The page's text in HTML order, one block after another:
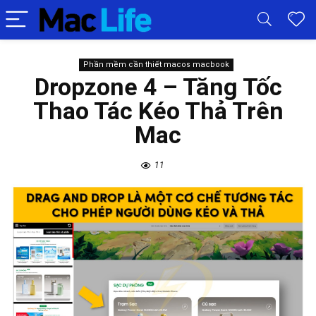
Phần mềm cần thiết macos macbook
Dropzone 4 – Tăng Tốc
Thao Tác Kéo Thả Trên
Mac
11